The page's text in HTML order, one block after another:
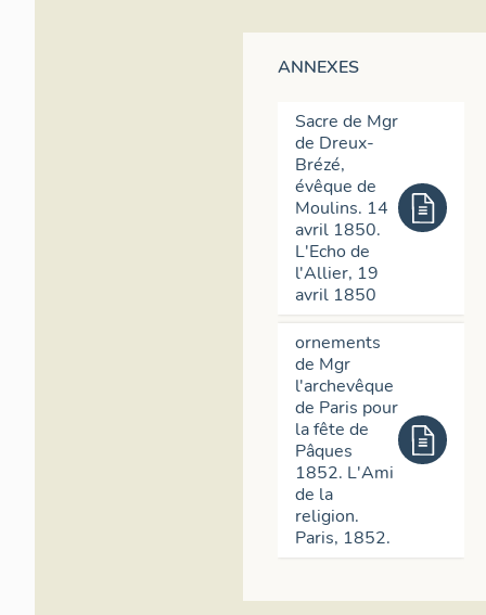
ANNEXES
Sacre de Mgr
de Dreux-
Brézé,
évêque de
Moulins. 14
avril 1850.
L'Echo de
l'Allier, 19
avril 1850
ornements
de Mgr
l'archevêque
de Paris pour
la fête de
Pâques
1852. L'Ami
de la
religion.
Paris, 1852.